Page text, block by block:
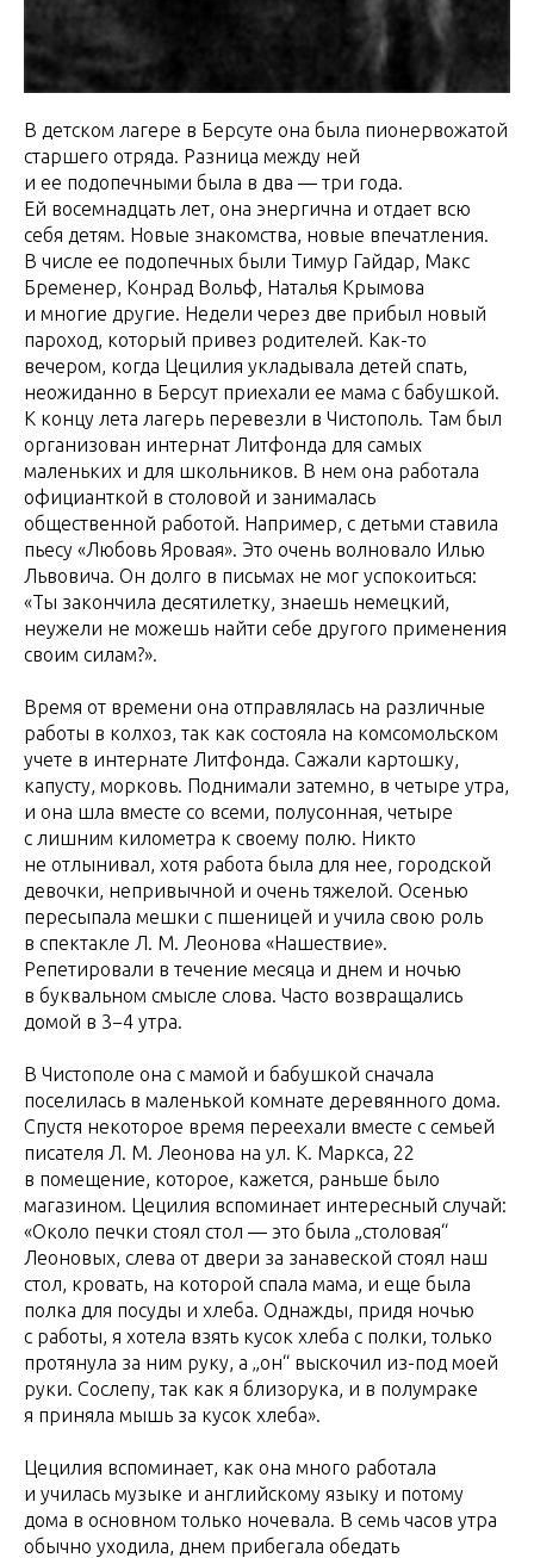
В детском лагере в Берсуте она была пионервожатой
старшего отряда. Разница между ней
и ее подопечными была в два — три года.
Ей восемнадцать лет, она энергична и отдает всю
себя детям. Новые знакомства, новые впечатления.
В числе ее подопечных были Тимур Гайдар, Макс
Бременер, Конрад Вольф, Наталья Крымова
и многие другие. Недели через две прибыл новый
пароход, который привез родителей. Как-то
вечером, когда Цецилия укладывала детей спать,
неожиданно в Берсут приехали ее мама с бабушкой.
К концу лета лагерь перевезли в Чистополь. Там был
организован интернат Литфонда для самых
маленьких и для школьников. В нем она работала
официанткой в столовой и занималась
общественной работой. Например, с детьми ставила
пьесу «Любовь Яровая». Это очень волновало Илью
Львовича. Он долго в письмах не мог успокоиться:
«Ты закончила десятилетку, знаешь немецкий,
неужели не можешь найти себе другого применения
своим силам?».
Время от времени она отправлялась на различные
работы в колхоз, так как состояла на комсомольском
учете в интернате Литфонда. Сажали картошку,
капусту, морковь. Поднимали затемно, в четыре утра,
и она шла вместе со всеми, полусонная, четыре
с лишним километра к своему полю. Никто
не отлынивал, хотя работа была для нее, городской
девочки, непривычной и очень тяжелой. Осенью
пересыпала мешки с пшеницей и учила свою роль
в спектакле Л. М. Леонова «Нашествие».
Репетировали в течение месяца и днем и ночью
в буквальном смысле слова. Часто возвращались
домой в 3−4 утра.
В Чистополе она с мамой и бабушкой сначала
поселилась в маленькой комнате деревянного дома.
Спустя некоторое время переехали вместе с семьей
писателя Л. М. Леонова на ул. К. Маркса, 22
в помещение, которое, кажется, раньше было
магазином. Цецилия вспоминает интересный случай:
«Около печки стоял стол — это была „столовая“
Леоновых, слева от двери за занавеской стоял наш
стол, кровать, на которой спала мама, и еще была
полка для посуды и хлеба. Однажды, придя ночью
с работы, я хотела взять кусок хлеба с полки, только
протянула за ним руку, а „он“ выскочил из-под моей
руки. Сослепу, так как я близорука, и в полумраке
я приняла мышь за кусок хлеба».
Цецилия вспоминает, как она много работала
и училась музыке и английскому языку и потому
дома в основном только ночевала. В семь часов утра
обычно уходила, днем прибегала обедать